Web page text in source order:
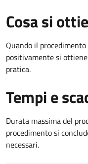
Cosa si
Quando il
positivamente si
pratica.
Tempi e
Durata massima del
procedimento si
necessari.